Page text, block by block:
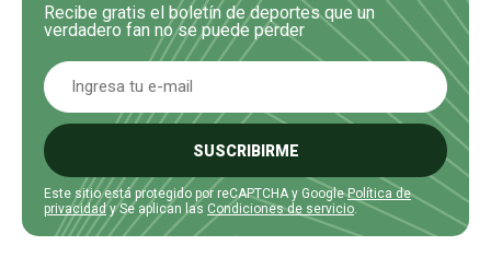
Recibe gratis el boletín de deportes que un
verdadero fan no se puede perder
SUSCRIBIRME
Este sitio está protegido por reCAPTCHA y GooglePolítica de
privacidady Se aplican las Condiciones de servicio